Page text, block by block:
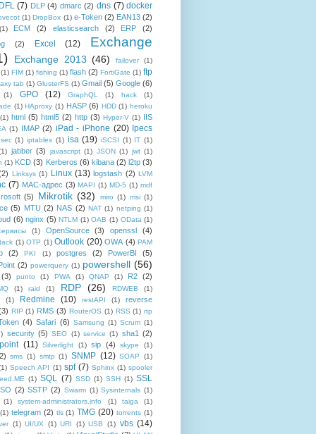
(7) DLP (4) dmarc (2) dns (7) docker
(1) DropBox (1) e-Token (2) EAN13 (2)
ECM (2) elasticsearch (2) ERP
(2)
(2) Excel (12)
Exchange
Exchange 2013 (46) failover
(1)
(1) FIM (1) fishing (1) flash (2) FortiGate (1) ftp
tab (1) GlusterFS (1) Gmail (5) Google (6)
(1) GPO (12) GraphQL (1) hack
(1)
(1) HAproxy (1) HASP (6) HDD (1) heroku
(1) html (5) html5 (2) http (3) Hyper-V (1) IIS
(1) IMAP (2) iPad - iPhone (20) Ipecs
(1) iptables (1) isa (19) iSCSI (1) IT (1)
jabber (3) javascript (1) JSON (1) jwt (1)
(1) KCD (3) Kerberos (6) kibana (2) l2tp (3)
Linksys (1) Linux (13) logstash (2) LVM
(7) MAC-адрес (3) MAPI (1) MD-5 (1) mdf
(5) Mikrotik (32) miro (1) msi (1)
(5) MTU (2) NAS (2) NAT (1) netping (1)
(6) nginx (5) NTLM (1) OAB (1) OData (1)
(1) OpenSource (3) openssl (4)
(1) OTP (1) Outlook (20) OWA (4) PAM
(2) PKI (1) postgres (2) PowerBI
(5)
(2) powerquery (1) powershell (56)
(3) punto (1) PWA (1) QNAP (1) R2 (2)
(1) raid (1) RDP (26) RDWEB
(1)
(1)
Redmine (10) restAPI (1)
reverse
RIP (1) RMS (3) RouterOS (1) RSS (1) rtp
(4) Safari (6) Samsung (1) Scrum (1)
security (5) SEO (1) service (1) sha1 (2)
(11) Silverlight (1) sip (4) skype (1)
sms (1) smtp (1) SNMP (12) SOAP
(1)
Speech API (1) spf (7) Sphinx (1) spooler
(1) SQL (7) SSD (1) SSH (1) SSL
(2) SSTP (2) Swarm (1) Sysinternals (1)
(1)
system-administrators.info (1) taiga
(1)
(1) telegram (2) tls (1) TMG (20) torrents (1)
(1) UI/UX (1) URI (1) USB (1) vbs (14)